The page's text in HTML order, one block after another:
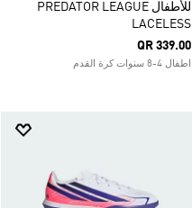
للأطفال PREDATOR LEAGUE
LACELESS
QR 339.00
اطفال 4-8 سنوات كرة القدم